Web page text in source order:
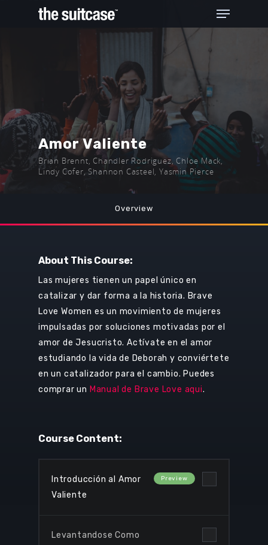
Hit enter to search or ESC to close
Amor Valiente
Brian Brennt, Chandler Rodriguez, Chloe Mack,
Lindy Cofer, Shannon Casteel, Yasmin Pierce
Overview
About This Course:
Las mujeres tienen un papel único en
catalizar y dar forma a la historia. Brave
Love Women es un movimiento de mujeres
impulsadas por soluciones motivadas por el
amor de Jesucristo. Actívate en el amor
estudiando la vida de Deborah y conviértete
en un catalizador para el cambio. Puedes
comprar un Manual de Brave Love aqui.
Course Content:
Introducción al Amor
Valiente
Levantandose Como